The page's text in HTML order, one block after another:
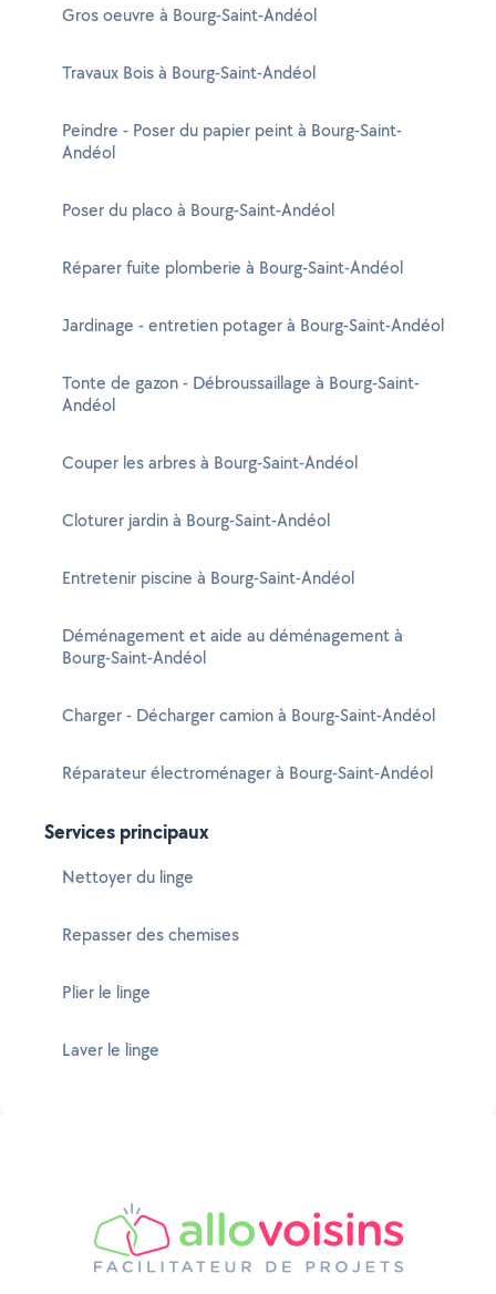
Gros oeuvre à Bourg-Saint-Andéol
Travaux Bois à Bourg-Saint-Andéol
Peindre - Poser du papier peint à Bourg-Saint-
Andéol
Poser du placo à Bourg-Saint-Andéol
Réparer fuite plomberie à Bourg-Saint-Andéol
Jardinage - entretien potager à Bourg-Saint-Andéol
Tonte de gazon - Débroussaillage à Bourg-Saint-
Andéol
Couper les arbres à Bourg-Saint-Andéol
Cloturer jardin à Bourg-Saint-Andéol
Entretenir piscine à Bourg-Saint-Andéol
Déménagement et aide au déménagement à
Bourg-Saint-Andéol
Charger - Décharger camion à Bourg-Saint-Andéol
Réparateur électroménager à Bourg-Saint-Andéol
Services principaux
Nettoyer du linge
Repasser des chemises
Plier le linge
Laver le linge